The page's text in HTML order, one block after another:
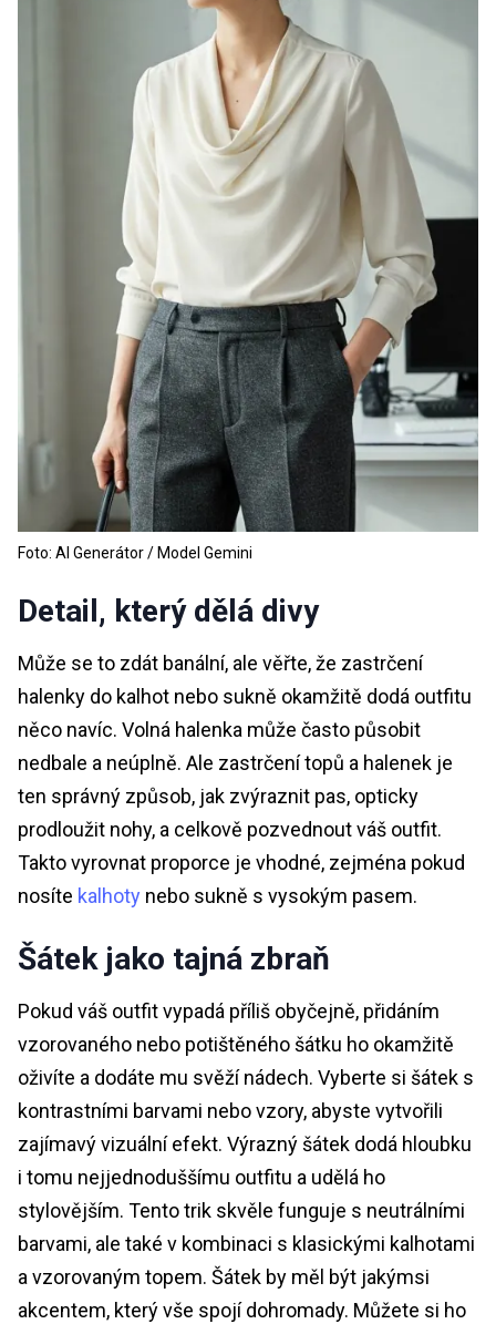
Foto: AI Generátor / Model Gemini
Detail, který dělá divy
Může se to zdát banální, ale věřte, že zastrčení
halenky do kalhot nebo sukně okamžitě dodá outfitu
něco navíc. Volná halenka může často působit
nedbale a neúplně. Ale zastrčení topů a halenek je
ten správný způsob, jak zvýraznit pas, opticky
prodloužit nohy, a celkově pozvednout váš outfit.
Takto vyrovnat proporce je vhodné, zejména pokud
nosíte kalhoty nebo sukně s vysokým pasem.
Šátek jako tajná zbraň
Pokud váš outfit vypadá příliš obyčejně, přidáním
vzorovaného nebo potištěného šátku ho okamžitě
oživíte a dodáte mu svěží nádech. Vyberte si šátek s
kontrastními barvami nebo vzory, abyste vytvořili
zajímavý vizuální efekt. Výrazný šátek dodá hloubku
i tomu nejjednoduššímu outfitu a udělá ho
stylovějším. Tento trik skvěle funguje s neutrálními
barvami, ale také v kombinaci s klasickými kalhotami
a vzorovaným topem. Šátek by měl být jakýmsi
akcentem, který vše spojí dohromady. Můžete si ho